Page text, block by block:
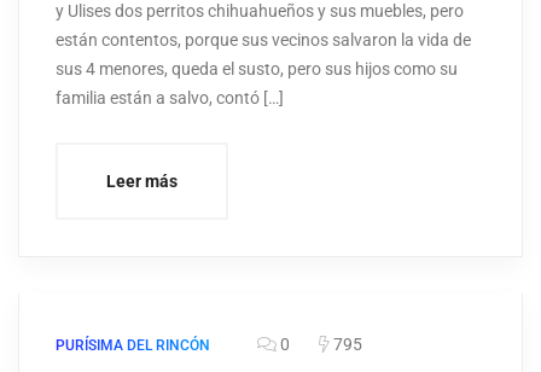
y Ulises dos perritos chihuahueños y sus muebles, pero
están contentos, porque sus vecinos salvaron la vida de
sus 4 menores, queda el susto, pero sus hijos como su
familia están a salvo, contó […]
Leer más
PURÍSIMA DEL RINCÓN 0 795